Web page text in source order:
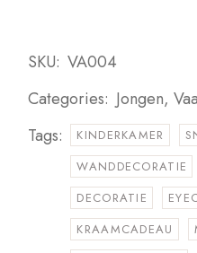
SKU: VA004
Categories: Jongen,
Tags:
KINDERKAMER
WANDDECORATIE
DECORATIE
KRAAMCADEAU